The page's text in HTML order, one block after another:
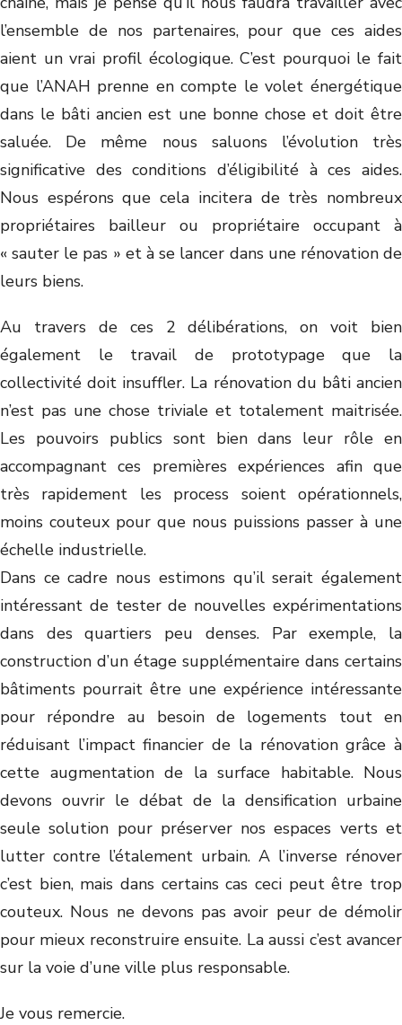
l’ensemble de nos partenaires, pour que ces aides
aient un vrai profil écologique. C’est pourquoi le fait
que l’ANAH prenne en compte le volet énergétique
dans le bâti ancien est une bonne chose et doit être
saluée. De même nous saluons l’évolution très
significative des conditions d’éligibilité à ces aides.
Nous espérons que cela incitera de très nombreux
propriétaires bailleur ou propriétaire occupant à
« sauter le pas » et à se lancer dans une rénovation de
leurs biens.
Au travers de ces 2 délibérations, on voit bien
également le travail de prototypage que la
collectivité doit insuffler. La rénovation du bâti ancien
n’est pas une chose triviale et totalement maitrisée.
Les pouvoirs publics sont bien dans leur rôle en
accompagnant ces premières expériences afin que
très rapidement les process soient opérationnels,
moins couteux pour que nous puissions passer à une
échelle industrielle.
Dans ce cadre nous estimons qu’il serait également
intéressant de tester de nouvelles expérimentations
dans des quartiers peu denses. Par exemple, la
construction d’un étage supplémentaire dans certains
bâtiments pourrait être une expérience intéressante
pour répondre au besoin de logements tout en
réduisant l’impact financier de la rénovation grâce à
cette augmentation de la surface habitable. Nous
devons ouvrir le débat de la densification urbaine
seule solution pour préserver nos espaces verts et
lutter contre l’étalement urbain. A l’inverse rénover
c’est bien, mais dans certains cas ceci peut être trop
couteux. Nous ne devons pas avoir peur de démolir
pour mieux reconstruire ensuite. La aussi c’est avancer
sur la voie d’une ville plus responsable.
Je vous remercie.